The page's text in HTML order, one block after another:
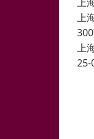
上
上
25-